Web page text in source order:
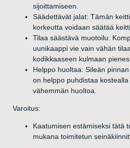
sijoittamiseen.
Säädettävät jalat: Tämän
korkeutta voidaan säätää
Tilaa säästävä muotoilu:
uunikaappi vie vain vähän
kodikkaaseen kulmaan
Helppo huoltaa: Sileän
on helppo puhdistaa
vähemmän huoltoa.
Varoitus:
Kaatumisen estämiseksi tätä
mukana toimitetun